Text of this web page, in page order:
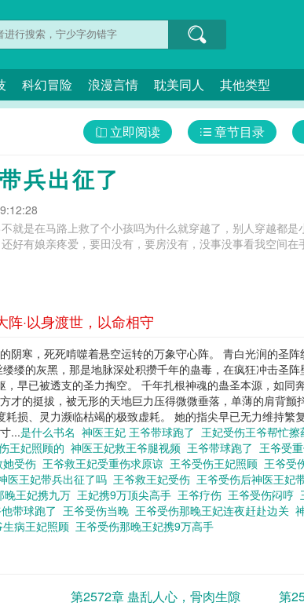
科幻冒险 浪漫言情 耽美同人 其他类型
章节目录
立即阅读
兵出征了
就是在马路上救了个小孩吗为什么就穿越了，别人穿越都是
好有娘亲疼爱，要田没有，要房没有，没事没事看我空间在
阵·以身渡世，以命相守
寒，死死啃噬着悬空运转的万象守心阵。 青白光润的圣
缕的灰黑，那是地脉深处积攒千年的蛊毒，在疯狂冲击圣
早已被透支的圣力掏空。 千年扎根神魂的蛊圣本源，如同
的挺拔，被无形的天地巨力压得微微垂落，单薄的肩背颤
损、灵力濒临枯竭的极致虚耗。 她的指尖早已无力维持繁
...是什么书名 神医王妃 王爷带球跑了 王妃受伤王爷帮忙擦
王妃照顾的 神医王妃救王爷腿视频 王爷带球跑了 王爷受
受伤 王爷救王妃受重伤求原谅 王爷受伤王妃照顾 王爷受
医王妃带兵出征了吗 王爷救王妃受伤 王爷受伤后神医王妃
晚王妃携九万 王妃携9万顶尖高手 王爷疗伤 王爷受伤闷哼
带球跑了 王爷受伤当晚 王爷受伤那晚王妃连夜赶赴边关
生病王妃照顾 王爷受伤那晚王妃携9万高手
第2572章 蛊乱人心，骨肉生隙 第